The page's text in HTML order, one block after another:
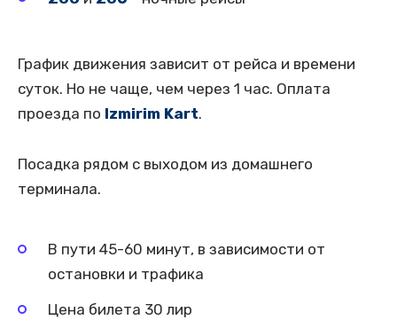
График движения зависит от рейса и времени
суток. Но не чаще, чем через 1 час. Оплата
проезда по Izmirim Kart.
Посадка рядом с выходом из домашнего
терминала.
В пути 45-60 минут, в зависимости от
остановки и трафика
Цена билета 30 лир